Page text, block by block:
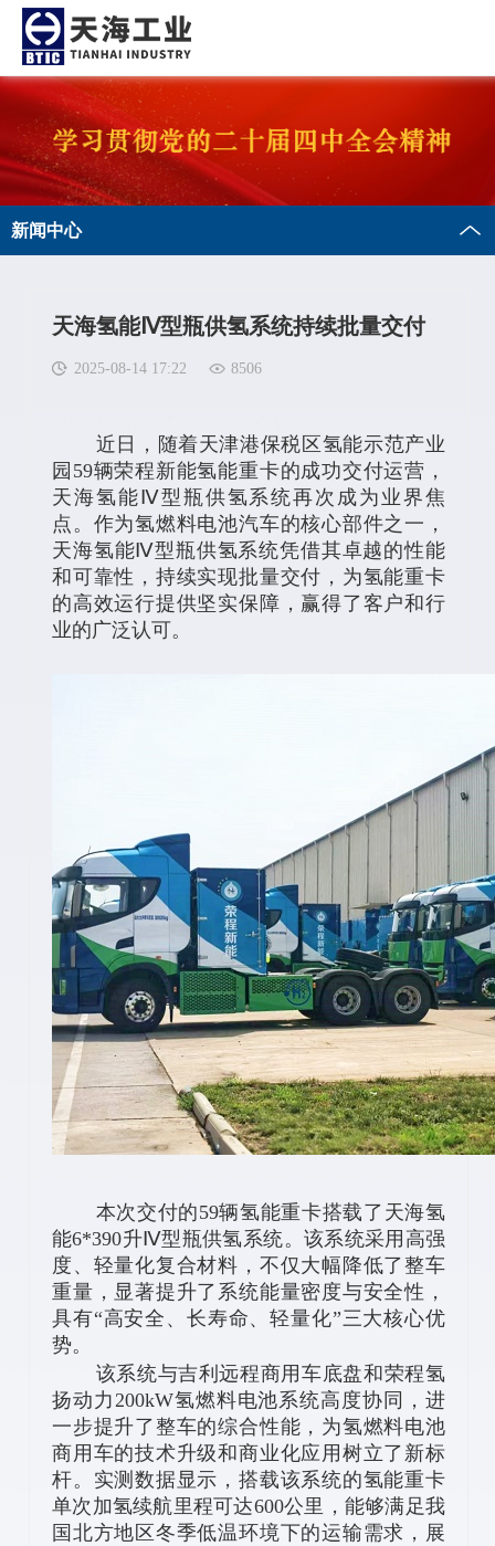
新闻中心
天海氢能Ⅳ型瓶供氢系统持续批量交付
2025-08-14 17:22 8506
近日，随着天津港保税区氢能示范产业
园59辆荣程新能氢能重卡的成功交付运营，
天海氢能Ⅳ型瓶供氢系统再次成为业界焦
点。作为氢燃料电池汽车的核心部件之一，
天海氢能Ⅳ型瓶供氢系统凭借其卓越的性能
和可靠性，持续实现批量交付，为氢能重卡
的高效运行提供坚实保障，赢得了客户和行
业的广泛认可。
本次交付的59辆氢能重卡搭载了天海氢
能6*390升Ⅳ型瓶供氢系统。该系统采用高强
度、轻量化复合材料，不仅大幅降低了整车
重量，显著提升了系统能量密度与安全性，
具有“高安全、长寿命、轻量化”三大核心优
势。
该系统与吉利远程商用车底盘和荣程氢
扬动力200kW氢燃料电池系统高度协同，进
一步提升了整车的综合性能，为氢燃料电池
商用车的技术升级和商业化应用树立了新标
杆。实测数据显示，搭载该系统的氢能重卡
单次加氢续航里程可达600公里，能够满足我
国北方地区冬季低温环境下的运输需求，展